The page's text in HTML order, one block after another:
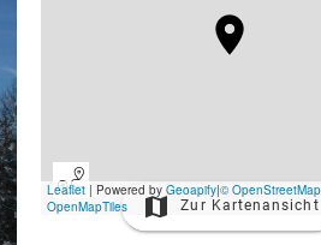
Zur Kartenansicht